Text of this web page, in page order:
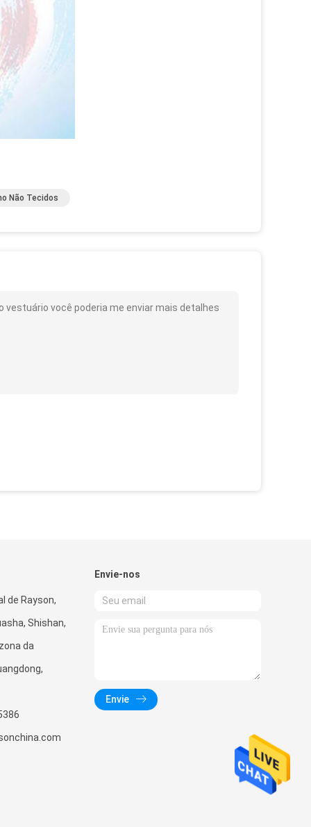
Não Tecidos
você poderia me enviar mais detalhes
de Rayson,
Shishan,
da
Envie-nos
Envie